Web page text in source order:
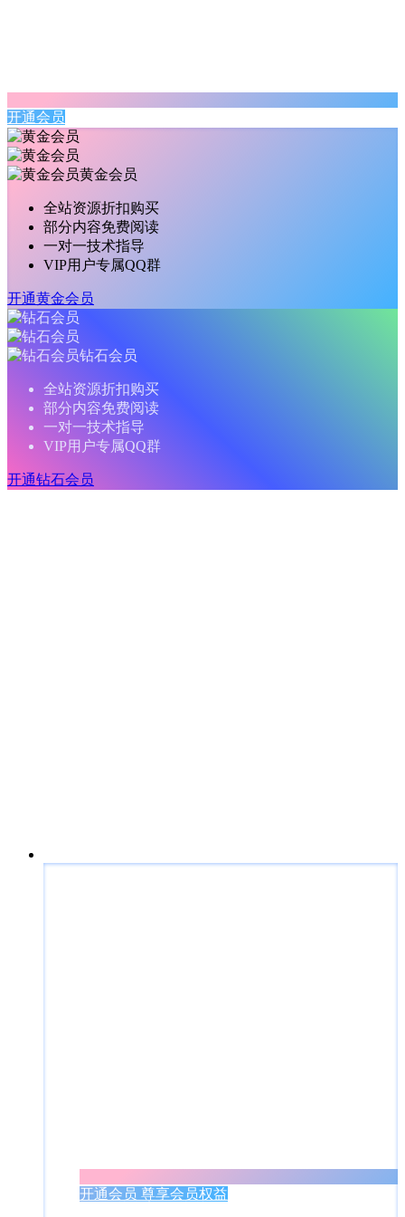
开通会员
黄金会员
全站资源折扣购买
部分内容免费阅读
一对一技术指导
VIP用户专属QQ群
开通黄金会员
钻石会员
全站资源折扣购买
部分内容免费阅读
一对一技术指导
VIP用户专属QQ群
开通钻石会员
开通会员 尊享会员权益